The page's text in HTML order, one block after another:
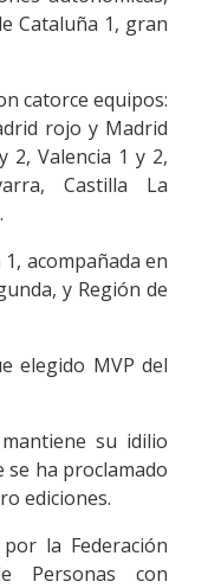
Cataluña 1, gran
catorce equipos:
rojo y Madrid
2, Valencia 1 y 2,
Castilla La
acompañada en
y Región de
elegido MVP del
su idilio
se ha proclamado
ediciones.
la Federación
Personas con